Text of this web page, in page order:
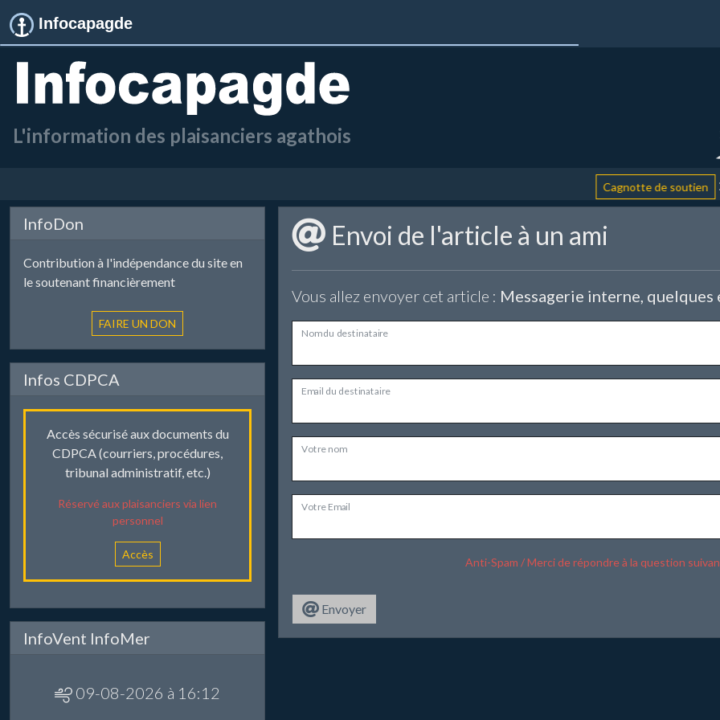
Infocapagde
L'information des plaisanciers agathois
Cagnotte de soutien :
InfoDon
Contribution à l'indépendance du site en
le soutenant financièrement
Infos CDPCA
Accès sécurisé aux documents du
CDPCA (courriers, procédures,
tribunal administratif, etc.)
Réservé aux plaisanciers via lien
personnel
Accès
InfoVent InfoMer
09-08-2026 à 16:12
Envoi de l'article à un ami
Vous allez envoyer cet article : Messagerie interne, quelques
Nom du destinataire
Email du destinataire
Votre nom
Votre Email
Anti-Spam / Merci de répondre à la question
Envoyer